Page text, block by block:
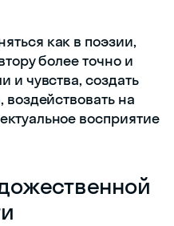
как в поэзии,
более точно и
и чувства, создать
воздействовать на
восприятие